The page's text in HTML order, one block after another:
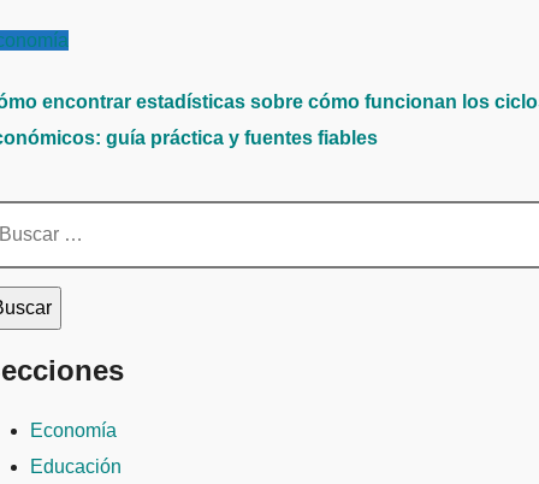
encontrar estadísticas sobre cómo funcionan los
guía práctica y fuentes fiables
Economía
Educación